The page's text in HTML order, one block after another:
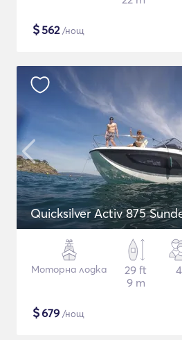
$562/нощ
Quicksilver Activ 875
Моторна лодка
29 ft
9 m
4
$679 /нощ